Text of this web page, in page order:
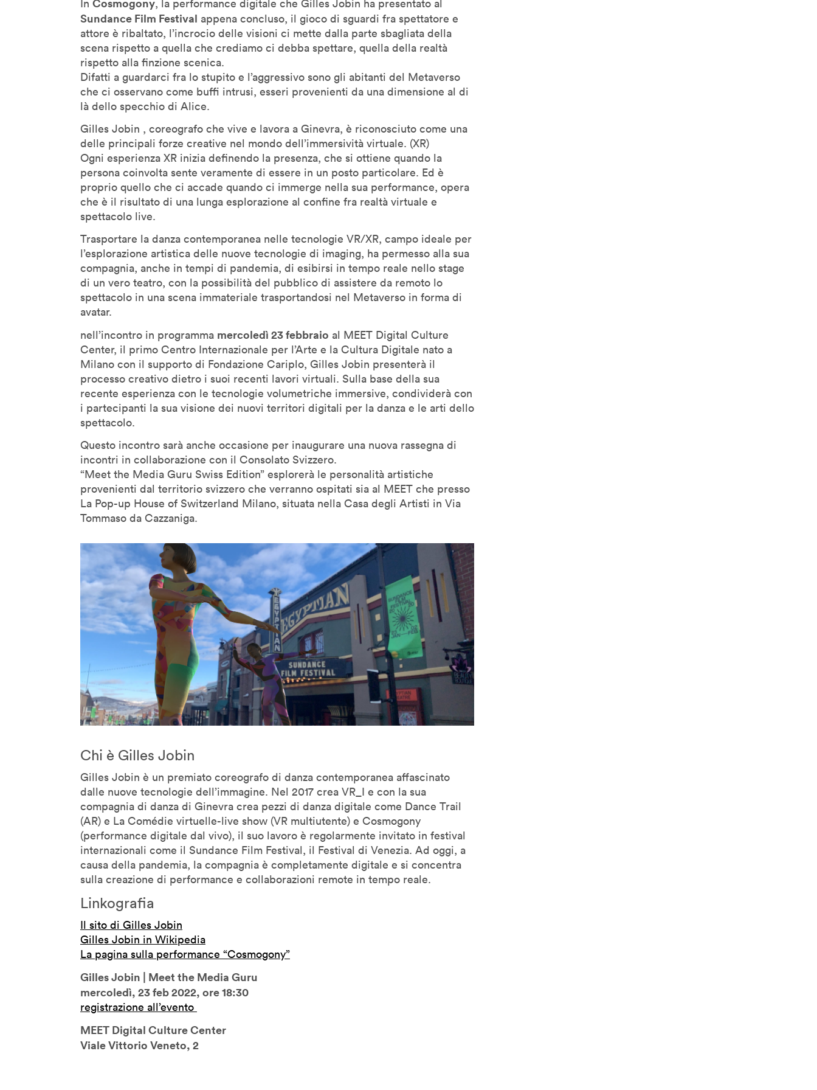
Geoff Mulgan
Georges Amar
Gilles Jobin
Giorgia Lupi
Giuliana Bruno
Glenn Lyons
Golan Levin
Helen Boaden
Hiroshi Ishii
Honor Harger
Hsin-Chien Huang
Jack Horner
Jamie Metzl
Jane McGonigal
Jaron Lanier
Jeffrey Shaw
John Lasseter
John Maeda
Jonathan Woetzel
Kaiser Kuo
Karan Singh
Keiichi Matsuda
Kevin B. Lee
Koert Van Mensvoort
Koert Van Mensvoort
Kohei Ogawa
Lawrence Lessig
Lawrence Liang
Lev Manovich
Linda Vlassenrood
Lining Yao
Luc Courchesne
Luigi Ferrara
Manuel Castells
Marcus Wendt
Marie-Anne Fontenier
Marilouise Kroker
Mark Curtis
Mark Rolston
Massimo Sideri
Maurice Benayoun
Mimi Ito
Miri Chekhanovich E Édith
Jorisch
In Cosmogony, la performance digitale che Gilles Jobin ha presentato al
Sundance Film Festival appena concluso, il gioco di sguardi fra spettatore e
attore è ribaltato, l’incrocio delle visioni ci mette dalla parte sbagliata della
scena rispetto a quella che crediamo ci debba spettare, quella della realtà
rispetto alla finzione scenica.
Difatti a guardarci fra lo stupito e l’aggressivo sono gli abitanti del Metaverso
che ci osservano come buffi intrusi, esseri provenienti da una dimensione al di
là dello specchio di Alice.
Gilles Jobin , coreografo che vive e lavora a Ginevra, è riconosciuto come una
delle principali forze creative nel mondo dell’immersività virtuale. (XR)
Ogni esperienza XR inizia definendo la presenza, che si ottiene quando la
persona coinvolta sente veramente di essere in un posto particolare. Ed è
proprio quello che ci accade quando ci immerge nella sua performance, opera
che è il risultato di una lunga esplorazione al confine fra realtà virtuale e
spettacolo live.
Trasportare la danza contemporanea nelle tecnologie VR/XR, campo ideale per
l’esplorazione artistica delle nuove tecnologie di imaging, ha permesso alla sua
compagnia, anche in tempi di pandemia, di esibirsi in tempo reale nello stage
di un vero teatro, con la possibilità del pubblico di assistere da remoto lo
spettacolo in una scena immateriale trasportandosi nel Metaverso in forma di
avatar.
nell’incontro in programma mercoledì 23 febbraio al MEET Digital Culture
Center, il primo Centro Internazionale per l’Arte e la Cultura Digitale nato a
Milano con il supporto di Fondazione Cariplo, Gilles Jobin presenterà il
processo creativo dietro i suoi recenti lavori virtuali. Sulla base della sua
recente esperienza con le tecnologie volumetriche immersive, condividerà con
i partecipanti la sua visione dei nuovi territori digitali per la danza e le arti dello
spettacolo.
Questo incontro sarà anche occasione per inaugurare una nuova rassegna di
incontri in collaborazione con il Consolato Svizzero.
“Meet the Media Guru Swiss Edition” esplorerà le personalità artistiche
provenienti dal territorio svizzero che verranno ospitati sia al MEET che presso
La Pop-up House of Switzerland Milano, situata nella Casa degli Artisti in Via
Tommaso da Cazzaniga.
Chi è Gilles Jobin
Gilles Jobin è un premiato coreografo di danza contemporanea affascinato
dalle nuove tecnologie dell’immagine. Nel 2017 crea VR_I e con la sua
compagnia di danza di Ginevra crea pezzi di danza digitale come Dance Trail
(AR) e La Comédie virtuelle-live show (VR multiutente) e Cosmogony
(performance digitale dal vivo), il suo lavoro è regolarmente invitato in festival
internazionali come il Sundance Film Festival, il Festival di Venezia. Ad oggi, a
causa della pandemia, la compagnia è completamente digitale e si concentra
sulla creazione di performance e collaborazioni remote in tempo reale.
Linkografia
Il sito di Gilles Jobin
Gilles Jobin in Wikipedia
La pagina sulla performance “Cosmogony”
Gilles Jobin | Meet the Media Guru
mercoledì, 23 feb 2022, ore 18:30
registrazione all’evento
MEET Digital Culture Center
Viale Vittorio Veneto, 2